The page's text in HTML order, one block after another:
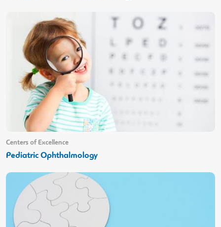
Centers of Excellence
Pediatric Ophthalmology